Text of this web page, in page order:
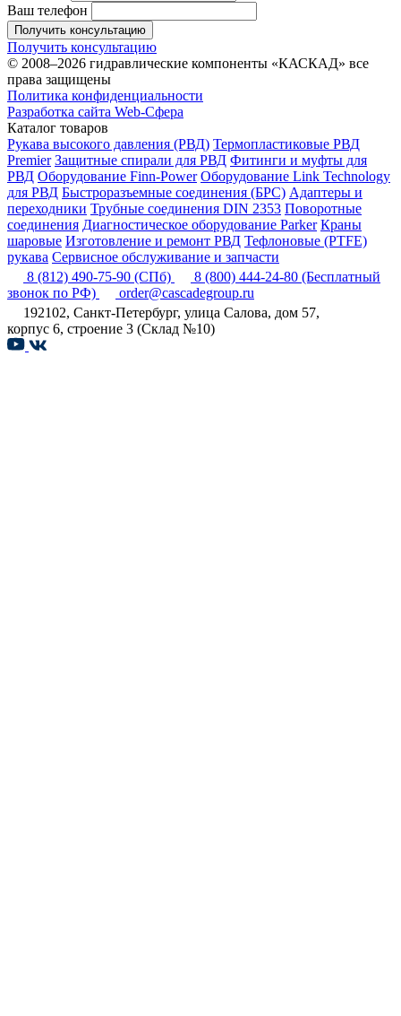
Ваш телефон
Получить консультацию
Получить консультацию
© 2008–2026 гидравлические компоненты «КАСКАД» все
права защищены
Политика конфиденциальности
Разработка сайта Web-Сфера
Каталог товаров
Рукава высокого давления (РВД) Термопластиковые РВД
Premier Защитные спирали для РВД Фитинги и муфты для
РВД Оборудование Finn-Power Оборудование Link Technology
для РВД Быстроразъемные соединения (БРС) Адаптеры и
переходники Трубные соединения DIN 2353 Поворотные
соединения Диагностическое оборудование Parker Краны
шаровые Изготовление и ремонт РВД Тефлоновые (PTFE)
рукава Сервисное обслуживание и запчасти
8 (812) 490-75-90 (СПб) 8 (800) 444-24-80 (Бесплатный
звонок по РФ)
order@cascadegroup.ru
192102, Санкт-Петербург, улица Салова, дом 57,
корпус 6, строение 3 (Склад №10)